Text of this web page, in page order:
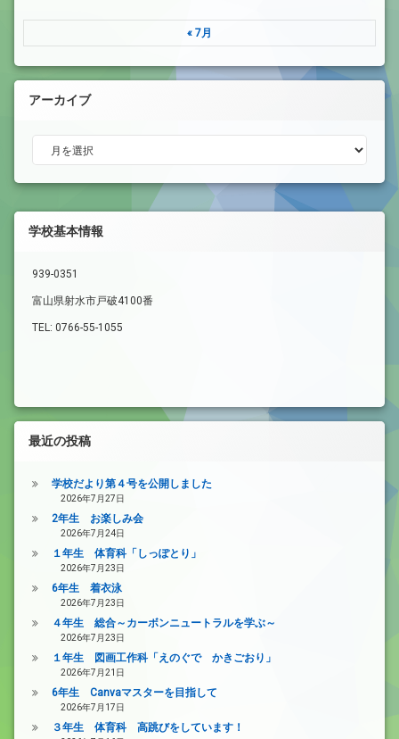
« 7月
アーカイブ
アーカイブ
学校基本情報
939-0351
富山県射水市戸破4100番
TEL: 0766-55-1055
最近の投稿
学校だより第４号を公開しました
2026年7月27日
2年生 お楽しみ会
2026年7月24日
１年生 体育科「しっぽとり」
2026年7月23日
6年生 着衣泳
2026年7月23日
４年生 総合～カーボンニュートラルを学ぶ～
2026年7月23日
１年生 図画工作科「えのぐで かきごおり」
2026年7月21日
6年生 Canvaマスターを目指して
2026年7月17日
３年生 体育科 高跳びをしています！